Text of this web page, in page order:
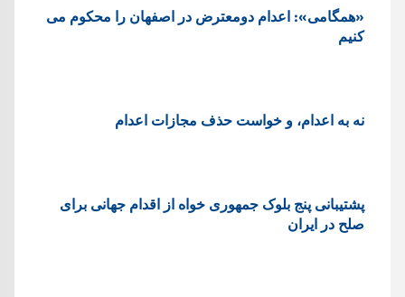
«همگامی»: اعدام دومعترض در اصفهان را محکوم می
کنیم
نه به اعدام، و خواست حذف مجازات اعدام
پشتيبانی پنج بلوک جمهوری خواه از اقدام جهانی برای
صلح در ایران